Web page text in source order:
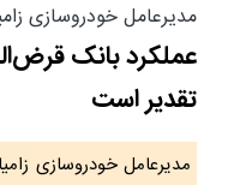
مدیرعامل خودروسازی
عملکرد بانک
تقدیر است
مدیرعامل خودروسازی